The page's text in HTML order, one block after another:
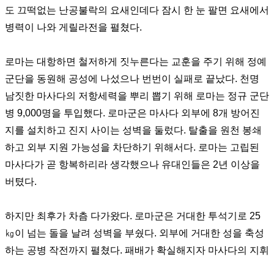
도 끄떡없는 난공불락의 요새인데다 잠시 한 눈 팔면 요새에서
병력이 나와 게릴라전을 펼쳤다.
로마는 대항하면 철저하게 짓누른다는 교훈을 주기 위해 정예
군단을 동원해 공성에 나섰으나 번번이 실패로 끝났다. 천명
남짓한 마사다의 저항세력을 뿌리 뽑기 위해 로마는 정규 군단
병 9,000명을 투입했다. 로마군은 마사다 외부에 8개 방어진
지를 설치하고 진지 사이는 성벽을 둘렀다. 탈출을 원천 봉쇄
하고 외부 지원 가능성을 차단하기 위해서다. 로마는 고립된
마사다가 곧 항복하리라 생각했으나 유대인들은 2년 이상을
버텼다.
하지만 최후가 차츰 다가왔다. 로마군은 거대한 투석기로 25
㎏이 넘는 돌을 날려 성벽을 부쉈다. 외부에 거대한 성을 축성
하는 공병 작전까지 펼쳤다. 패배가 확실해지자 마사다의 지휘